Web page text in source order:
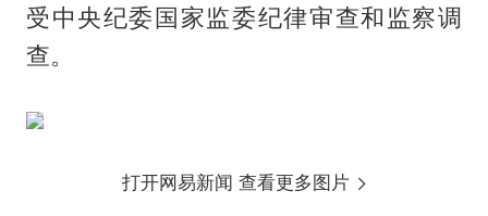
受中央纪委国家监委纪律审查和监察调
查。
打开网易新闻 查看更多图片